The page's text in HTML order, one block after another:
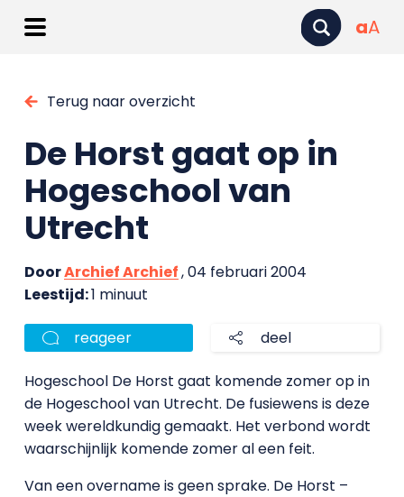
aA
Terug naar overzicht
De Horst gaat op in
Hogeschool van
Utrecht
DoorArchief Archief, 04 februari 2004
Leestijd:1 minuut
reageer deel
Hogeschool De Horst gaat komende zomer op in
de Hogeschool van Utrecht. De fusiewens is deze
week wereldkundig gemaakt. Het verbond wordt
waarschijnlijk komende zomer al een feit.
Van een overname is geen sprake. De Horst –